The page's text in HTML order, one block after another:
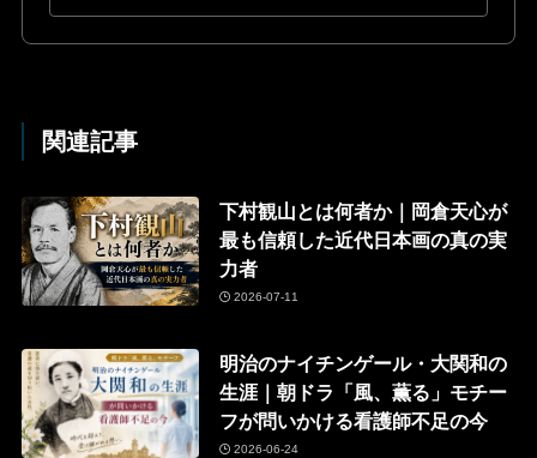
関連記事
下村観山とは何者か｜岡倉天心が
最も信頼した近代日本画の真の実
力者
2026-07-11
明治のナイチンゲール・大関和の
生涯｜朝ドラ「風、薫る」モチー
フが問いかける看護師不足の今
2026-06-24